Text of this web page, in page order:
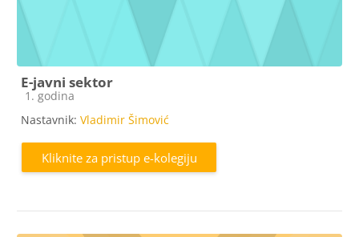
E-javni sektor
Kategorija e-kolegija
1. godina
Nastavnik: Vladimir Šimović
Kliknite za pristup e-kolegiju